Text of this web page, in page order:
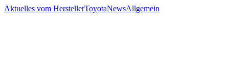
Aktuelles vom HerstellerToyotaNewsAllgemein